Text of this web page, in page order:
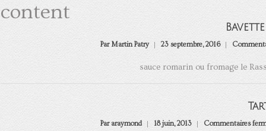
content
Par Martin Patry 23 septembre, 2016
sauce romarin ou fromage le
Par araymond 18 juin, 2013 Commentaires